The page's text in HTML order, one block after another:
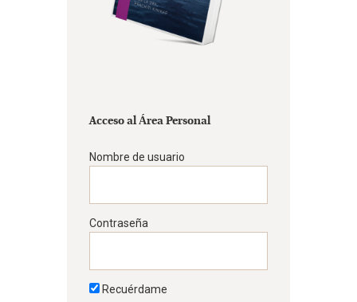
Acceso al Área Personal
Nombre de usuario
Contraseña
Recuérdame